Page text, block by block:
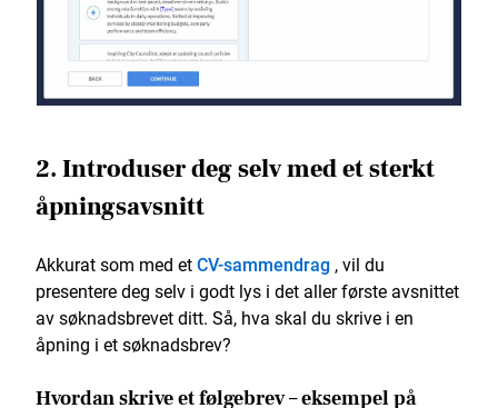
2. Introduser deg selv med et sterkt
åpningsavsnitt
Akkurat som med etCV-sammendrag , vil du
presentere deg selv i godt lys i det aller første avsnittet
av søknadsbrevet ditt. Så, hva skal du skrive i en
åpning i et søknadsbrev?
Hvordan skrive et følgebrev – eksempel på